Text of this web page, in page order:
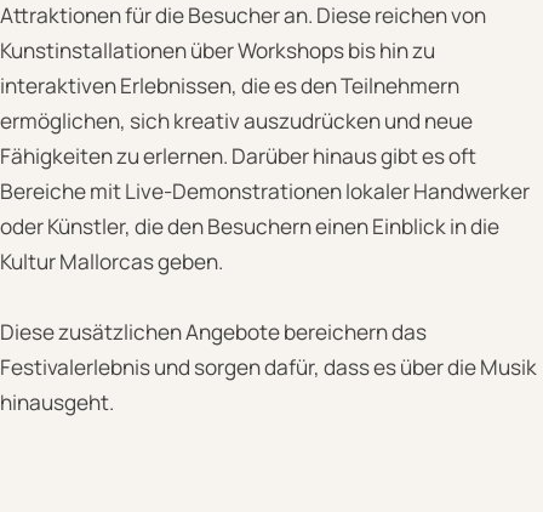
Attraktionen für die Besucher an. Diese reichen von
Kunstinstallationen über Workshops bis hin zu
interaktiven Erlebnissen, die es den Teilnehmern
ermöglichen, sich kreativ auszudrücken und neue
Fähigkeiten zu erlernen. Darüber hinaus gibt es oft
Bereiche mit Live-Demonstrationen lokaler Handwerker
oder Künstler, die den Besuchern einen Einblick in die
Kultur Mallorcas geben.
Diese zusätzlichen Angebote bereichern das
Festivalerlebnis und sorgen dafür, dass es über die Musik
hinausgeht.